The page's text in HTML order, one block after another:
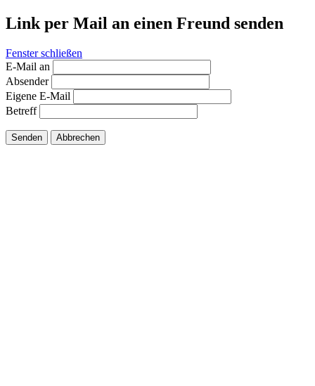
Link per Mail an einen Freund senden
Fenster schließen
E-Mail an
Absender
Eigene E-Mail
Betreff
Senden Abbrechen